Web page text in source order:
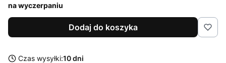
na wyczerpaniu
Dodaj do koszyka
Czas wysyłki:10 dni